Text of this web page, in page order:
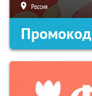
Россия
Промокод